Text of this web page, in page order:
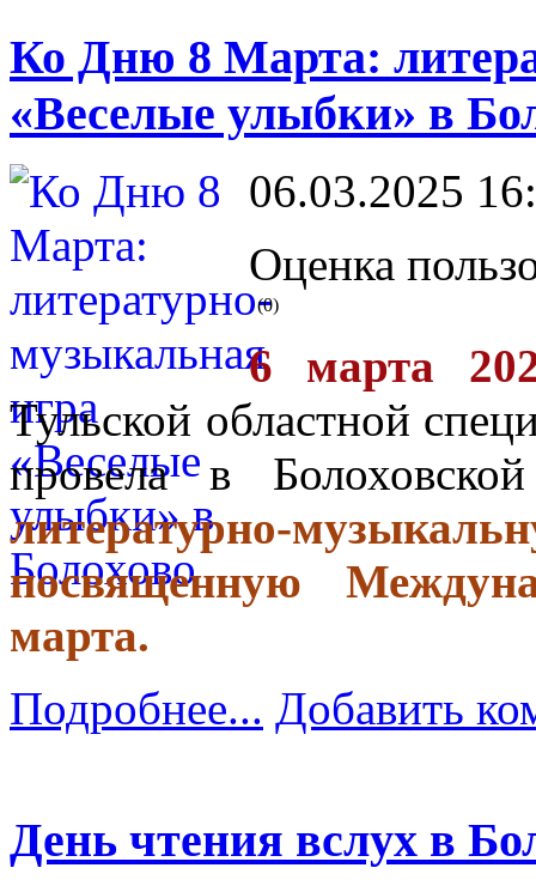
Ко Дню 8 Марта:
«Веселые улыбки» в
06.03.2025
Оценка
(0)
6 марта
Тульской областной
провела в
литературно-
посвященную
марта.
Подробнее... Добавить
День чтения вслух в